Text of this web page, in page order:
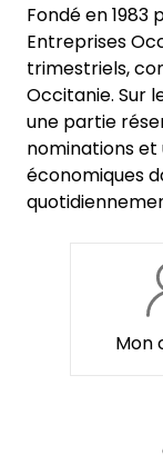
Fondé en
Entreprises
trimestriels,
Occitanie. Sur
une partie
nominations
économiques
Mon